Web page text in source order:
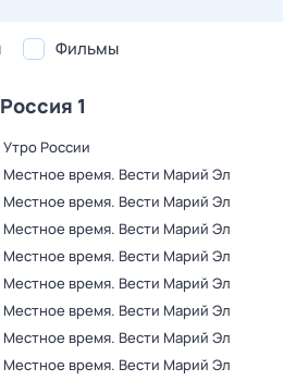
Фильмы
Россия 1
Утро России
Местное время. Вести Марий Эл
Местное время. Вести Марий Эл
Местное время. Вести Марий Эл
Местное время. Вести Марий Эл
Местное время. Вести Марий Эл
Местное время. Вести Марий Эл
Местное время. Вести Марий Эл
Местное время. Вести Марий Эл